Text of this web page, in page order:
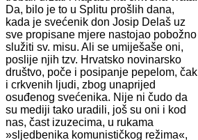
Da, bilo je to u Splitu prošlih dana,
kada je svećenik don Josip Delaš uz
sve propisane mjere nastojao pobožno
služiti sv. misu. Ali se umiješaše oni,
poslije njih tzv. Hrvatsko novinarsko
društvo, poče i posipanje pepelom, čak
i crkvenih ljudi, zbog unaprijed
osuđenog svećenika. Nije ni čudo da
su mediji tako uradili, još su oni i kod
nas, čast izuzecima, u rukama
»sljedbenika komunističkog režima«,